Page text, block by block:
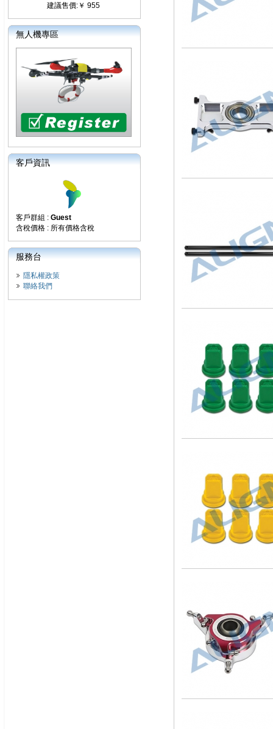
建議售價:￥ 955
無人機專區
客戶資訊
客戶群組 : Guest
含稅價格 : 所有價格含稅
服務台
隱私權政策
聯絡我們